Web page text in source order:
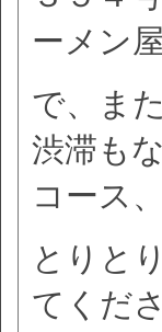
ーメン
で、ま
渋滞も
コース
とりと
てくだ